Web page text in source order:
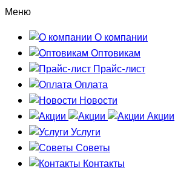
Меню
О компании
Оптовикам
Прайс-лист
Оплата
Новости
Акции
Услуги
Советы
Контакты